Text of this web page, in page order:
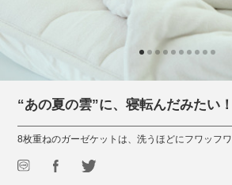
“あの夏の雲”に、寝転んだみたい！
8枚重ねのガーゼケットは、洗うほどにフワッフワ